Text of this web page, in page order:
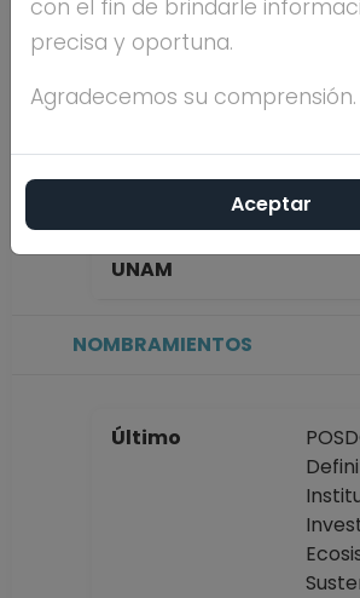
estudios
Antigüedad
UNAM
NOMBRAMIENTOS
Último
con el fin de brindarle
precisa y oportuna.
Agradecemos su comprensión.
Aceptar